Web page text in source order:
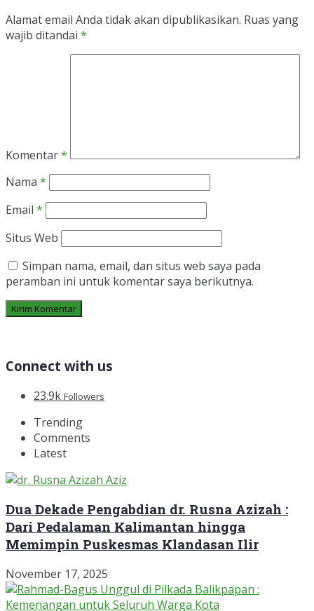
Alamat email Anda tidak akan dipublikasikan. Ruas yang
wajib ditandai *
Komentar*
Nama *
Email *
Situs Web
Simpan nama, email, dan situs web saya pada
peramban ini untuk komentar saya berikutnya.
Connect with us
23.9k Followers
Trending
Comments
Latest
Dua Dekade Pengabdian dr. Rusna Azizah :
Dari Pedalaman Kalimantan hingga
Memimpin Puskesmas Klandasan Ilir
November 17, 2025